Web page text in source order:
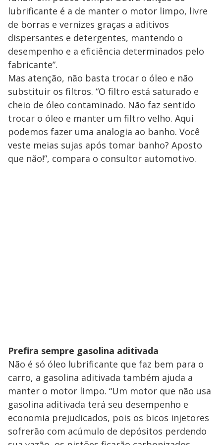
lubrificante é a de manter o motor limpo, livre
de borras e vernizes graças a aditivos
dispersantes e detergentes, mantendo o
desempenho e a eficiência determinados pelo
fabricante”.
Mas atenção, não basta trocar o óleo e não
substituir os filtros. “O filtro está saturado e
cheio de óleo contaminado. Não faz sentido
trocar o óleo e manter um filtro velho. Aqui
podemos fazer uma analogia ao banho. Você
veste meias sujas após tomar banho? Aposto
que não!”, compara o consultor automotivo.
Prefira sempre gasolina aditivada
Não é só óleo lubrificante que faz bem para o
carro, a gasolina aditivada também ajuda a
manter o motor limpo. “Um motor que não usa
gasolina aditivada terá seu desempenho e
economia prejudicados, pois os bicos injetores
sofrerão com acúmulo de depósitos perdendo